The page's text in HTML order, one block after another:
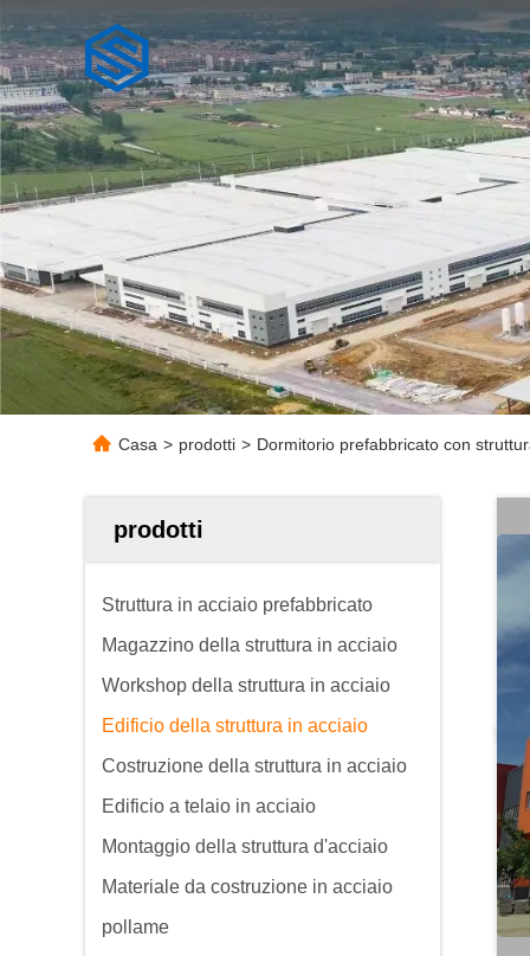
Casa > prodotti > Dormitorio prefabbricato con
prodotti
Struttura in acciaio prefabbricato
Magazzino della struttura in acciaio
Workshop della struttura in acciaio
Edificio della struttura in acciaio
Costruzione della struttura in acciaio
Edificio a telaio in acciaio
Montaggio della struttura d'acciaio
Materiale da costruzione in acciaio
pollame